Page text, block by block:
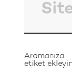
Aramanıza
etiket